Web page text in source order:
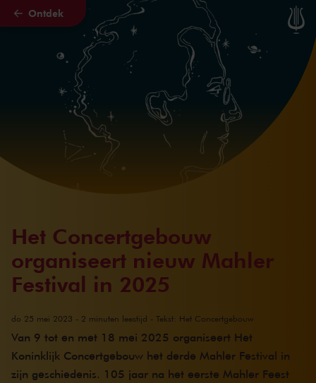
Naar hoofdcontent
Ontdek
Het Concertgebouw
organiseert nieuw Mahler
Festival in 2025
do 25 mei 2023 - 2 minuten leestijd - Tekst: Het Concertgebouw
Van 9 tot en met 18 mei 2025 organiseert Het
Koninklijk Concertgebouw het derde Mahler Festival in
zijn geschiedenis. 105 jaar na het eerste Mahler Feest